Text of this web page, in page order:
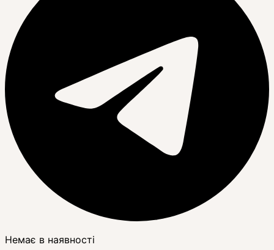
Немає в наявності